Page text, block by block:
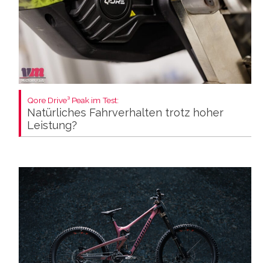
Qore Drive³ Peak im Test:
Natürliches Fahrverhalten trotz hoher
Leistung?